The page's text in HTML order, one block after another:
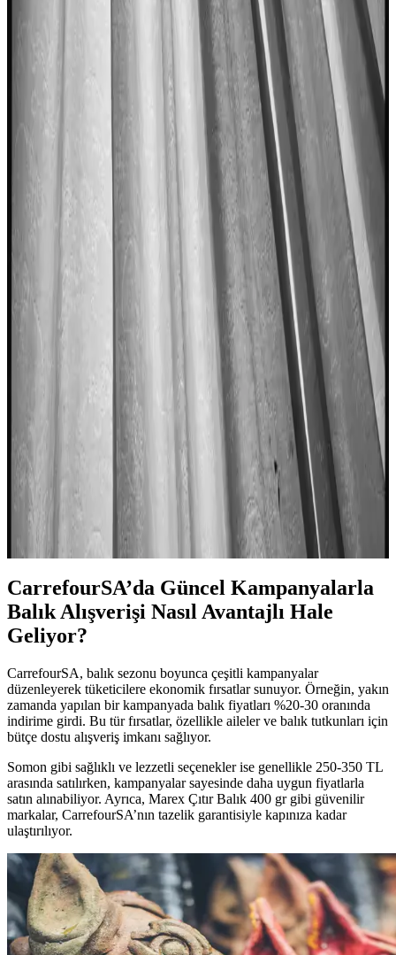
Bebeklerin gelişimi için omega-3 ve protein açısından önemli olan
balık, doğru hazırlık ve seçimle güvenle tüketilebilir. Alerji ve hijyen
Balık Yağı ve Günlük Dozun Sağlık Üzerindeki
Balık yağı, omega-3 açısından zengin olup, kalp, beyin sağlığı ve
inflamasyon üzerinde olumlu etkiler sağlar. Günlük doz ve kullanım
önerileri önemlidir.
8 Aylık Bebekler İçin Balık Tüketimi Güvenli ve
Uygun Seçenekler ile Pişirme Yöntemleri
8 aylık bebekler için uygun balık türleri, pişirme yöntemleri ve alerji
riskleri hakkında bilgiler içerir. Güvenli ve sağlıklı balık tüketimi için
dikkat edilmesi gerekenler anlatılır.
Balık Kızartma Tarifleri ve Püf Noktalarıyla Lezzetli
Deniz Ürünü Hazırlama
Balık kızartma, pratik ve lezzetli bir deniz ürünü hazırlama
yöntemidir. Doğru malzeme ve tekniklerle sofralarınıza lezzet
katabilir, sağlıklı pişirme ipuçlarını öğrenebilirsiniz.
Migros'ta Balık Fiyatları ve Tüketici Rehberi Güncel
Durum ve İpuçları
Migros'ta balık fiyatları hakkında güncel bilgi bulunmamakla
birlikte, mevsimsel ve piyasa koşulları fiyatları etkiler. Tüketiciler
fiyat karşılaştırması ve mevsimsel balık tercihleriyle uygun alışveriş
CarrefourSA’da Güncel Kampanyalarla
Balık Alışverişi Nasıl Avantajlı Hale
Geliyor?
CarrefourSA, balık sezonu boyunca çeşitli kampanyalar
düzenleyerek tüketicilere ekonomik fırsatlar sunuyor. Örneğin, yakın
zamanda yapılan bir kampanyada balık fiyatları %20-30 oranında
indirime girdi. Bu tür fırsatlar, özellikle aileler ve balık tutkunları için
bütçe dostu alışveriş imkanı sağlıyor.
Somon gibi sağlıklı ve lezzetli seçenekler ise genellikle 250-350 TL
arasında satılırken, kampanyalar sayesinde daha uygun fiyatlarla
satın alınabiliyor. Ayrıca, Marex Çıtır Balık 400 gr gibi güvenilir
markalar, CarrefourSA’nın tazelik garantisiyle kapınıza kadar
ulaştırılıyor.